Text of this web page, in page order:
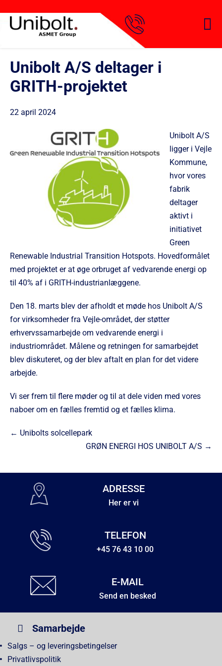
Unibolt A/S deltager i
GRITH-projektet
22 april 2024
Unibolt A/S
ligger i Vejle
Kommune,
hvor vores
fabrik
deltager
aktivt i
initiativet
Green
Renewable Industrial Transition Hotspots. Hovedformålet
med projektet er at øge orbruget af vedvarende energi op
til 40% af i GRITH-industrianlæggene.
Den 18. marts blev der afholdt et møde hos Unibolt A/S
for virksomheder fra Vejle-området, der støtter
erhvervssamarbejde om vedvarende energi i
industriområdet. Målene og retningen for samarbejdet
blev diskuteret, og der blev aftalt en plan for det videre
arbejde.
Vi ser frem til flere møder og til at dele viden med vores
naboer om en fælles fremtid og et fælles klima.
← Unibolts solcellepark
GRØN ENERGI HOS UNIBOLT A/S →
ADRESSE
Her er vi
TELEFON
+45 76 43 10 00
E-MAIL
Send en besked
Samarbejde
Salgs – og leveringsbetingelser
Privatlivspolitik